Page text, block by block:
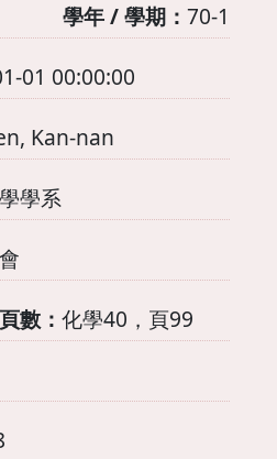
學年 / 學期：70-1
01 00:00:00
Kan-nan
學系
數： 化學40，頁99